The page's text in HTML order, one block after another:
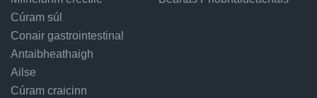
Cúram súl
Conair gastrointestinal
Antaibheathaigh
Ailse
Cúram craicinn